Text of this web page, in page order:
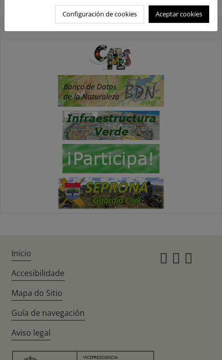
Configuración de cookies Aceptar cookies
Inicio
Accesibilidade
Mapa do Sitio
Guía de navegación
Aviso legal